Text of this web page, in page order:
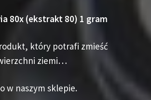
80x (ekstrakt 80) 1 gram
który potrafi zmieść
ziemi…
w naszym sklepie.